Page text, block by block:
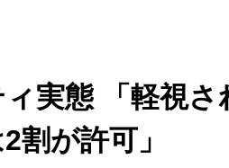
実態 「軽視さ
割が許可」